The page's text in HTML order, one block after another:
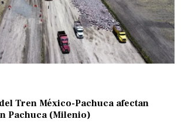
Tren México-Pachuca afectan
Pachuca (Milenio)